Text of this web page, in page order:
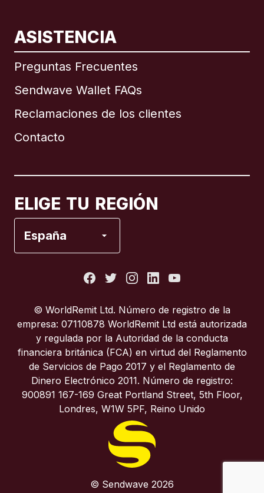
ASISTENCIA
Preguntas Frecuentes
Sendwave Wallet FAQs
Reclamaciones de los clientes
Contacto
ELIGE TU REGIÓN
España
Internacional English
Brasil
Italia
Portugal
Reino Unido
© WorldRemit Ltd. Número de registro de la
empresa: 07110878 WorldRemit Ltd está autorizada
y regulada por la Autoridad de la conducta
financiera británica (FCA) en virtud del Reglamento
de Servicios de Pago 2017 y el Reglamento de
Dinero Electrónico 2011. Número de registro:
900891 167-169 Great Portland Street, 5th Floor,
Londres, W1W 5PF, Reino Unido
© Sendwave 2026